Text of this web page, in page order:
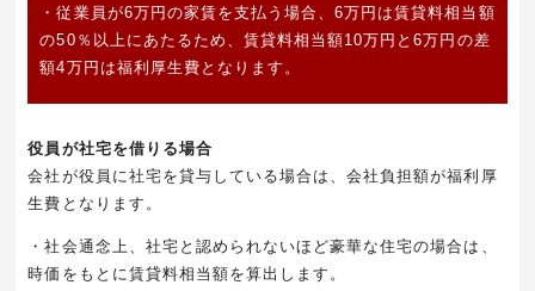
・従業員が6万円の家賃を支払う場合、6万円は賃貸料相当額
の50％以上にあたるため、賃貸料相当額10万円と6万円の差
額4万円は福利厚生費となります。
役員が社宅を借りる場合
会社が役員に社宅を貸与している場合は、会社負担額が福利厚
生費となります。
・社会通念上、社宅と認められないほど豪華な住宅の場合は、
時価をもとに賃貸料相当額を算出します。